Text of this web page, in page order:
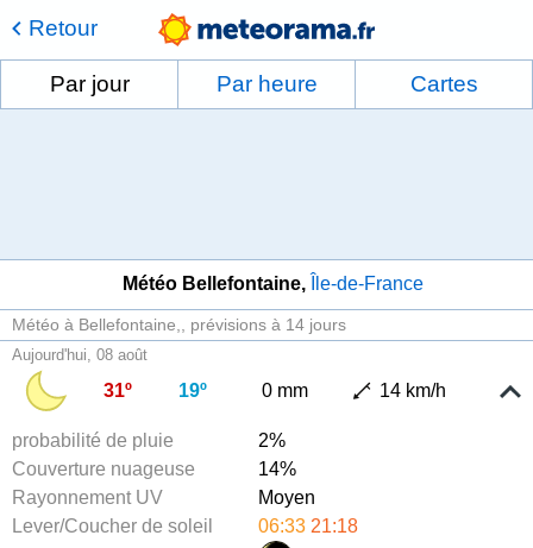
Retour
Par jour Par heure Cartes
Météo Bellefontaine Île-de-France
Météo à Bellefontaine, prévisions à 14 jours
Aujourd'hui, 08 août
31º 19º 0 mm 14 km/h
probabilité de pluie
2%
Couverture nuageuse
14%
Rayonnement UV
Moyen
Lever/Coucher de soleil
06:33 21:18